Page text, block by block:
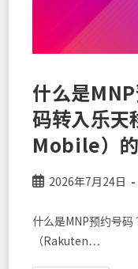
乐
天
动
“eSIM”
激
活
的
设
置
攻
什么是
码转入乐
Mobile）
Post2026年7月24日
什么是MNP预约号
（Rakuten…